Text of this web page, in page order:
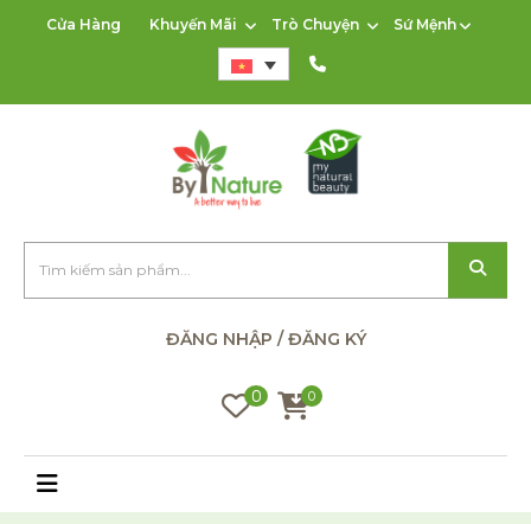
Cửa Hàng Khuyến Mãi Trò Chuyện Sứ Mệnh
ĐĂNG NHẬP / ĐĂNG KÝ
0 0